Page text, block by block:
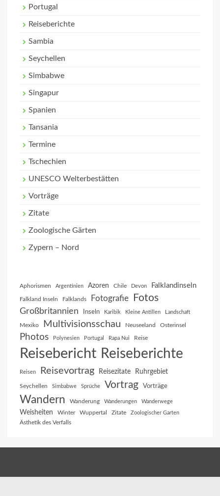
Portugal
Reiseberichte
Sambia
Seychellen
Simbabwe
Singapur
Spanien
Tansania
Termine
Tschechien
UNESCO Welterbestätten
Vorträge
Zitate
Zoologische Gärten
Zypern – Nord
Aphorismen Argentinien Azoren Chile Devon Falklandinseln
Falkland Inseln Falklands Fotografie Fotos
Großbritannien Inseln Karibik Kleine Antillen Landschaft
Mexiko Multivisionsschau Neuseeland Osterinsel
Photos Polynesien Portugal Rapa Nui Reise
Reisebericht Reiseberichte
Reisen Reisevortrag Reisezitate Ruhrgebiet
Seychellen Simbabwe Sprüche Vortrag Vorträge
Wandern Wanderung Wanderungen Wanderwege
Weisheiten Winter Wuppertal Zitate Zoologischer Garten
Ästhetik des Verfalls